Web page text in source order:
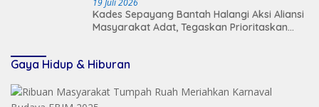
19 Juli 2026
Kades Sepayang Bantah Halangi Aksi Aliansi
Masyarakat Adat, Tegaskan Prioritaskan
Gaya Hidup & Hiburan